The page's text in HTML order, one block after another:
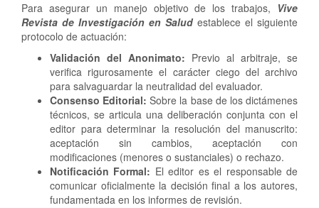
Para asegurar un manejo objetivo de los trabajos, Vive
Revista de Investigación en Salud establece el siguiente
protocolo de actuación:
Validación del Anonimato: Previo al arbitraje, se
verifica rigurosamente el carácter ciego del archivo
para salvaguardar la neutralidad del evaluador.
Consenso Editorial: Sobre la base de los dictámenes
técnicos, se articula una deliberación conjunta con el
editor para determinar la resolución del manuscrito:
aceptación sin cambios, aceptación con
modificaciones (menores o sustanciales) o rechazo.
Notificación Formal: El editor es el responsable de
comunicar oficialmente la decisión final a los autores,
fundamentada en los informes de revisión.